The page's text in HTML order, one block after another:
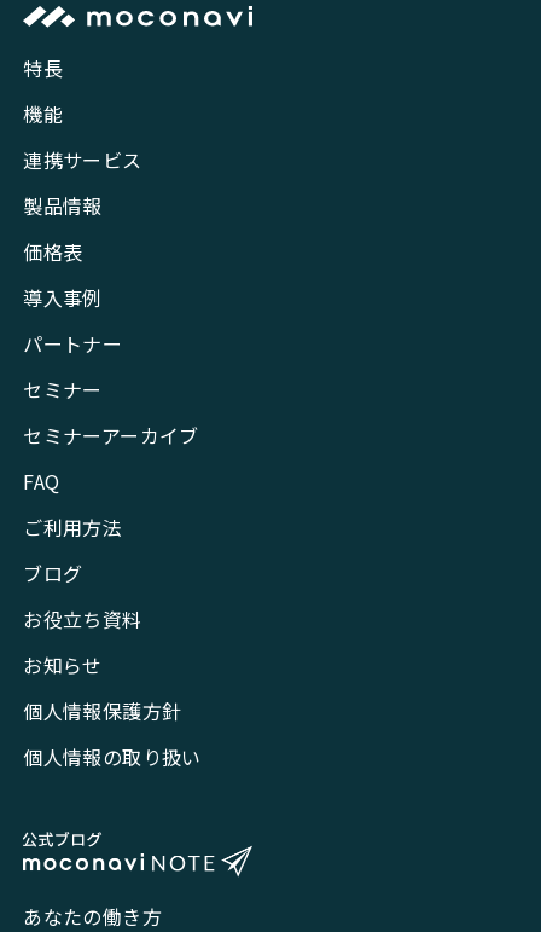
特長
機能
連携サービス
製品情報
価格表
導入事例
パートナー
セミナー
セミナーアーカイブ
FAQ
ご利用方法
ブログ
お役立ち資料
お知らせ
個人情報保護方針
個人情報の取り扱い
あなたの働き方